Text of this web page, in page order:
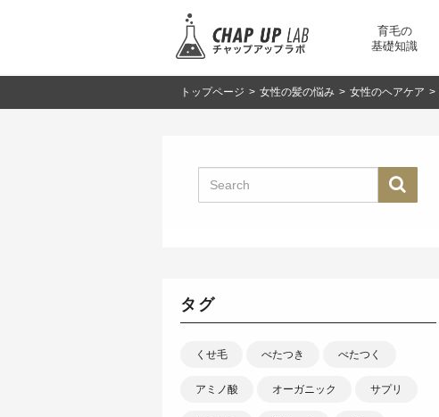
育毛の
基礎知識
トップページ > 女性の髪の悩み > 女性のヘアケア >
タグ
くせ毛 べたつき べたつく
アミノ酸 オーガニック サプリ